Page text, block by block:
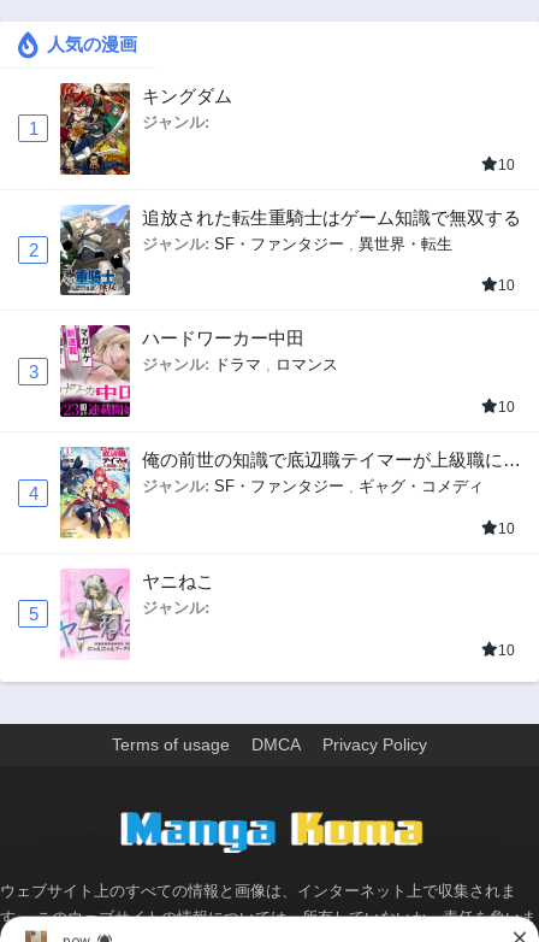
人気の漫画
1
キングダム
ジャンル:
10
2
追放された転生重騎士はゲーム知識で無双する
ジャンル: SF・ファンタジー 異世界・転生
10
3
ハードワーカー中田
ジャンル: ドラマ , ロマンス
10
4
俺の前世の知識で底辺職テイマーが上級職にな
ってしまいそうな件
ジャンル: SF・ファンタジー , ギャグ・コメディ
10
5
ヤニねこ
ジャンル:
10
Terms of usage DMCA Privacy Policy
ウェブサイト上のすべての情報と画像は、インターネット上で収集されま
す。 このウェブサイトの情報については、所有していないか、責任を負いま